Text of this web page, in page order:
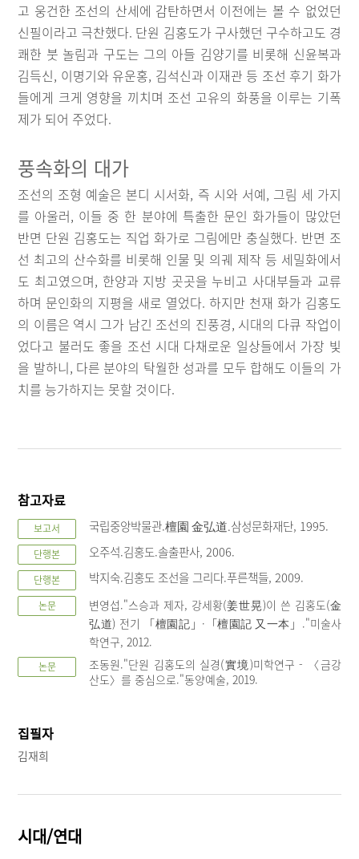
고 웅건한 조선의 산세에 감탄하면서 이전에는 볼 수 없었던
신필이라고 극찬했다. 단원 김홍도가 구사했던 구수하고도 경
쾌한 붓 놀림과 구도는 그의 아들 김양기를 비롯해 신윤복과
김득신, 이명기와 유운홍, 김석신과 이재관 등 조선 후기 화가
들에게 크게 영향을 끼치며 조선 고유의 화풍을 이루는 기폭
제가 되어 주었다.
풍속화의 대가
조선의 조형 예술은 본디 시서화, 즉 시와 서예, 그림 세 가지
를 아울러, 이들 중 한 분야에 특출한 문인 화가들이 많았던
반면 단원 김홍도는 직업 화가로 그림에만 충실했다. 반면 조
선 최고의 산수화를 비롯해 인물 및 의궤 제작 등 세밀화에서
도 최고였으며, 한양과 지방 곳곳을 누비고 사대부들과 교류
하며 문인화의 지평을 새로 열었다. 하지만 천재 화가 김홍도
의 이름은 역시 그가 남긴 조선의 진풍경, 시대의 다큐 작업이
었다고 불러도 좋을 조선 시대 다채로운 일상들에서 가장 빛
을 발하니, 다른 분야의 탁월한 성과를 모두 합해도 이들의 가
치를 능가하지는 못할 것이다.
참고자료
보고서 국립중앙박물관.檀園 金弘道.삼성문화재단, 1995.
단행본 오주석.김홍도.솔출판사, 2006.
단행본 박지숙.김홍도 조선을 그리다.푸른책들, 2009.
논문
변영섭."스승과 제자, 강세황(姜世晃)이 쓴 김홍도(金
弘道) 전기 「檀園記」·「檀園記 又一本」."미술사
학연구, 2012.
논문
조동원."단원 김홍도의 실경(實境)미학연구 - 〈금강
산도〉를 중심으로."동양예술, 2019.
집필자
김재희
시대/연대